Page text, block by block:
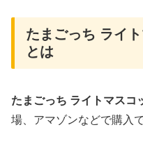
たまごっち ライ
とは
たまごっち ライトマスコ
場、アマゾンなどで購入